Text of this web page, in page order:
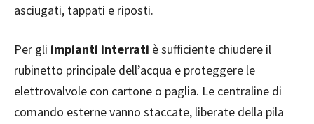
asciugati, tappati e riposti.
Per gli impianti interrati è sufficiente chiudere il
rubinetto principale dell’acqua e proteggere le
elettrovalvole con cartone o paglia. Le centraline di
comando esterne vanno staccate, liberate della pila